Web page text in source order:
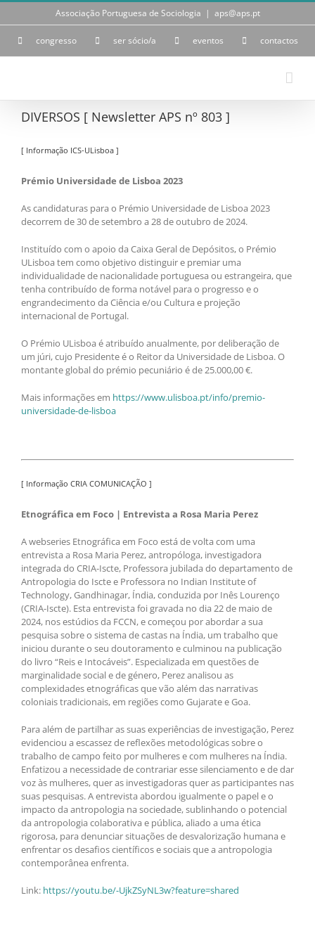
Skip
Associação Portuguesa de Sociologia | aps@aps.pt
congresso ser sócio/a eventos contactos
DIVERSOS [ Newsletter APS nº 803 ]
[ Informação ICS-ULisboa ]
Prémio Universidade de Lisboa 2023
As candidaturas para o Prémio Universidade de Lisboa 2023
decorrem de 30 de setembro a 28 de outubro de 2024.
Instituído com o apoio da Caixa Geral de Depósitos, o Prémio
ULisboa tem como objetivo distinguir e premiar uma
individualidade de nacionalidade portuguesa ou estrangeira, que
tenha contribuído de forma notável para o progresso e o
engrandecimento da Ciência e/ou Cultura e projeção
internacional de Portugal.
O Prémio ULisboa é atribuído anualmente, por deliberação de
um júri, cujo Presidente é o Reitor da Universidade de Lisboa. O
montante global do prémio pecuniário é de 25.000,00 €.
Mais informações em https://www.ulisboa.pt/info/premio-
universidade-de-lisboa
[ Informação CRIA COMUNICAÇÃO ]
Etnográfica em Foco | Entrevista a Rosa Maria Perez
A webseries Etnográfica em Foco está de volta com uma
entrevista a Rosa Maria Perez, antropóloga, investigadora
integrada do CRIA-Iscte, Professora jubilada do departamento de
Antropologia do Iscte e Professora no Indian Institute of
Technology, Gandhinagar, Índia, conduzida por Inês Lourenço
(CRIA-Iscte). Esta entrevista foi gravada no dia 22 de maio de
2024, nos estúdios da FCCN, e começou por abordar a sua
pesquisa sobre o sistema de castas na Índia, um trabalho que
iniciou durante o seu doutoramento e culminou na publicação
do livro “Reis e Intocáveis”. Especializada em questões de
marginalidade social e de género, Perez analisou as
complexidades etnográficas que vão além das narrativas
coloniais tradicionais, em regiões como Gujarate e Goa.
Para além de partilhar as suas experiências de investigação, Perez
evidenciou a escassez de reflexões metodológicas sobre o
trabalho de campo feito por mulheres e com mulheres na Índia.
Enfatizou a necessidade de contrariar esse silenciamento e de dar
voz às mulheres, quer as investigadoras quer as participantes nas
suas pesquisas. A entrevista abordou igualmente o papel e o
impacto da antropologia na sociedade, sublinhando o potencial
da antropologia colaborativa e pública, aliado a uma ética
rigorosa, para denunciar situações de desvalorização humana e
enfrentar os desafios científicos e sociais que a antropologia
contemporânea enfrenta.
Link: https://youtu.be/-UjkZSyNL3w?feature=shared